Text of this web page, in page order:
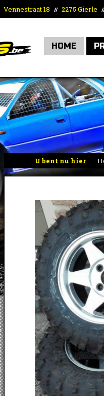
Vennestraat 18 // 2275 Gierle
HOME
U bent nu hier
motoren)